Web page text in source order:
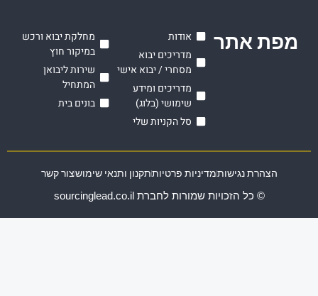
אתר
אודות
מדריכים יבוא
מסחרי / יבוא אישי
מדריכים ומידע
שימושי (בלוג)
סל הקניות שלי
מחלקת יבוא ורכש
במיקור חוץ
שירות ליבואן
המתחיל
בונים בית
© כל הזכויות שמורות לחברת sourcinglead.co.il
הצהרת נגישותמדיניות פרטיותתקנון ותנאי שימושצור קשר